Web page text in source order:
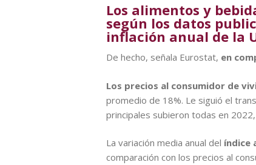
Los alimentos y
según los datos
inflación anual de la
De hecho, señala Eurostat, en
Los precios al consumidor de
promedio de 18%. Le siguió el
principales subieron todas en
La variación media anual del índice
comparación con los precios al